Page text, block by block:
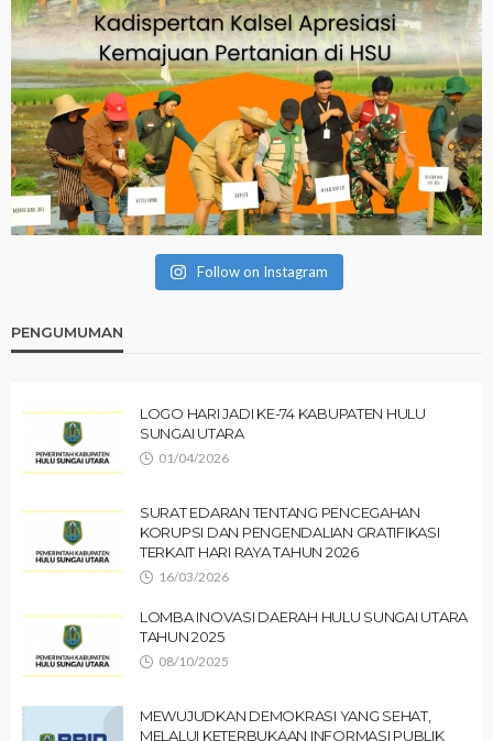
Follow on Instagram
PENGUMUMAN
LOGO HARI JADI KE-74 KABUPATEN HULU
SUNGAI UTARA
01/04/2026
SURAT EDARAN TENTANG PENCEGAHAN
KORUPSI DAN PENGENDALIAN GRATIFIKASI
TERKAIT HARI RAYA TAHUN 2026
16/03/2026
LOMBA INOVASI DAERAH HULU SUNGAI UTARA
TAHUN 2025
08/10/2025
MEWUJUDKAN DEMOKRASI YANG SEHAT,
MELALUI KETERBUKAAN INFORMASI PUBLIK